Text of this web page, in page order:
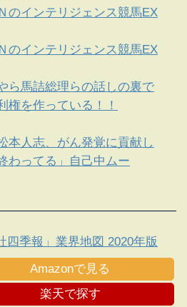
のインテリジェンス競馬EX
のインテリジェンス競馬EX
ら馬詰総理らの話しの裏で
権を作っている！！
本人志、がん発覚に貢献し
わってる」自己中ムー
四季報」業界地図 2020年版
Amazonで見る
楽天で探す